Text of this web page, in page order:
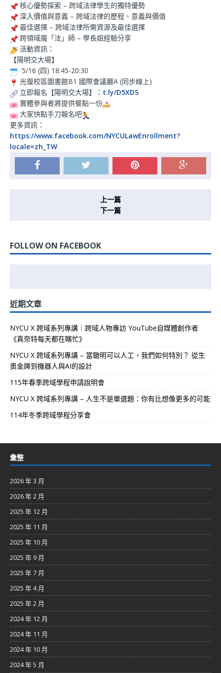
核心優勢探索 – 跨域法律學生的獨特優勢
深入價值與意義 – 跨域法律的歷程、意義與價值
最佳選擇 – 跨域法律所需資源及最佳選擇
跨領域魔「法」師 – 學長姐經驗分享
活動資訊：
【陽明交大場】
5/16 (四) 18:45-20:30
光復校區圖書館B1 國際會議廳A (同步線上)
立即報名【陽明交大場】： t.ly/D5XDS
實體參與者將提供餐點一份
大家快點手刀報名吧
更多資訊：
https://www.facebook.com/NYCULawEnrollment?
locale=zh_TW
上一篇
下一篇
FOLLOW ON FACEBOOK
近期文章
NYCU X 跨域系列專講｜跨域人物專訪 YouTube自媒體創作者
《真奈特每天都在瞎忙》
NYCU X 跨域系列專講 – 當聰明可以人工，我們如何特別？ 從生
奧金牌到機器人與AI的設計
115年春季跨域學程申請說明會
NYCU X 跨域系列專講 – 人生不是單選題：你有比想像更多的可能
114年冬季跨域學程分享會
彙整
2026 年 3 月
2026 年 2 月
2025 年 12 月
2025 年 11 月
2025 年 10 月
2025 年 9 月
2025 年 7 月
2025 年 4 月
2025 年 2 月
2024 年 12 月
2024 年 11 月
2024 年 10 月
2024 年 5 月